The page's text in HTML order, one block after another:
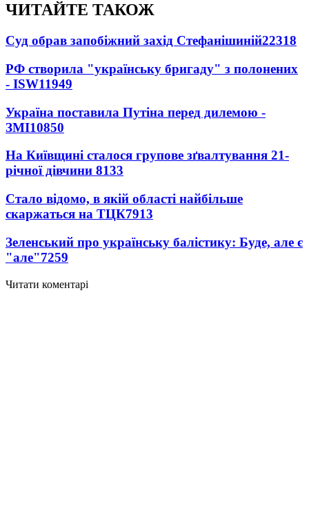
ЧИТАЙТЕ ТАКОЖ
Суд обрав запобіжний захід Стефанішиній22318
РФ створила "українську бригаду" з полонених
- ISW11949
Україна поставила Путіна перед дилемою -
ЗМІ10850
На Київщині сталося групове зґвалтування 21-
річної дівчини 8133
Стало відомо, в якій області найбільше
скаржаться на ТЦК7913
Зеленський про українську балістику: Буде, але є
"але"7259
Читати коментарі